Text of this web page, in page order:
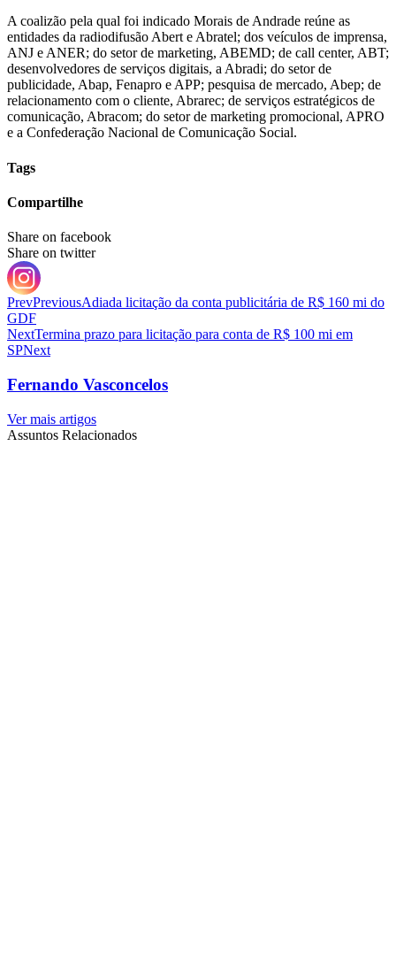
A coalizão pela qual foi indicado Morais de Andrade reúne as
entidades da radiodifusão Abert e Abratel; dos veículos de imprensa,
ANJ e ANER; do setor de marketing, ABEMD; de call center, ABT;
desenvolvedores de serviços digitais, a Abradi; do setor de
publicidade, Abap, Fenapro e APP; pesquisa de mercado, Abep; de
relacionamento com o cliente, Abrarec; de serviços estratégicos de
comunicação, Abracom; do setor de marketing promocional, APRO
e a Confederação Nacional de Comunicação Social.
Tags
Compartilhe
Share on facebook
Share on twitter
PrevPreviousAdiada licitação da conta publicitária de R$ 160 mi do
GDF
NextTermina prazo para licitação para conta de R$ 100 mi em
SPNext
Fernando Vasconcelos
Ver mais artigos
Assuntos Relacionados